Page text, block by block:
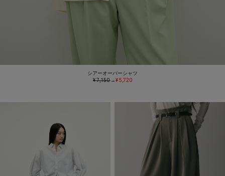
シアーオーバーシャツ
¥ 7,150→¥ 5,720